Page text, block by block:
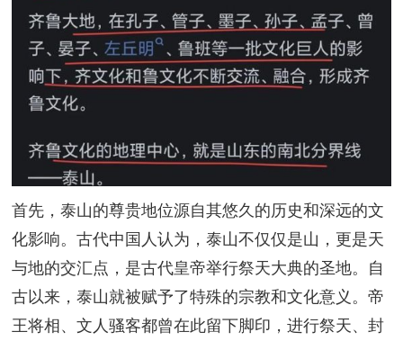
首先，泰山的尊贵地位源自其悠久的历史和深远的文
化影响。古代中国人认为，泰山不仅仅是山，更是天
与地的交汇点，是古代皇帝举行祭天大典的圣地。自
古以来，泰山就被赋予了特殊的宗教和文化意义。帝
王将相、文人骚客都曾在此留下脚印，进行祭天、封